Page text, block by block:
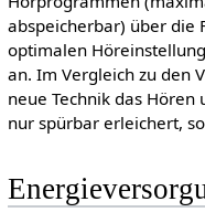
abspeicherbar) über die
optimalen
an. Im Vergleich zu den
neue Technik das Hören
nur spürbar erleichert,